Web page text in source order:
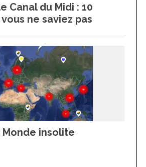
Canal du Midi : 10
ne saviez pas
Monde insolite